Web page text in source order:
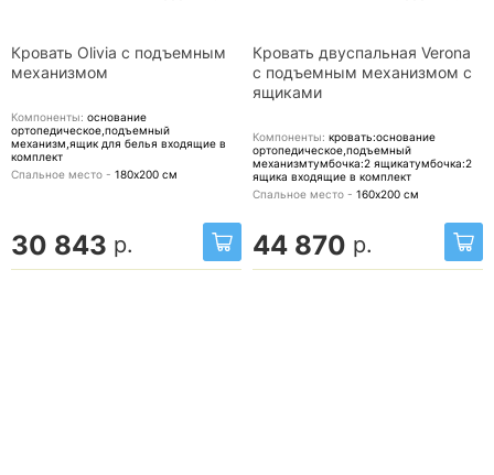
Кровать Olivia с подъемным
механизмом
Компоненты: основание
ортопедическое,подъемный
механизм,ящик для белья входящие в
комплект
Спальное место - 180х200 см
30 843 р.
Кровать двуспальная Verona
с подъемным механизмом с
ящиками
Компоненты: кровать:основание
ортопедическое,подъемный
механизмтумбочка:2 ящикатумбочка:2
ящика входящие в комплект
Спальное место - 160х200 см
44 870 р.